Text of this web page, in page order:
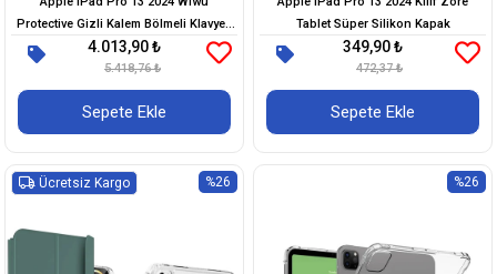
Protective Gizli Kalem Bölmeli Klavyeli
Kılıf
4.013,90 ₺
5.418,76 ₺
Sepete Ekle
Tablet Süper Silikon Kapak
349,90 ₺
472,37 ₺
Sepete Ekle
%26
Ücretsiz Kargo %26